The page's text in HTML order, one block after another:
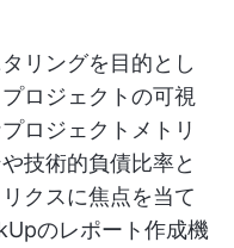
リングを目的とし
ロジェクトの可視
ロジェクトメトリ
技術的負債比率と
クスに焦点を当て
のレポート作成機